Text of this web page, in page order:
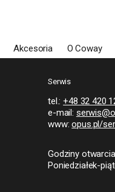
Akcesoria O Coway
Serwis
tel.:+48 32 420
e-mail:
www:opus.pl/
Godziny
Poniedziałek-